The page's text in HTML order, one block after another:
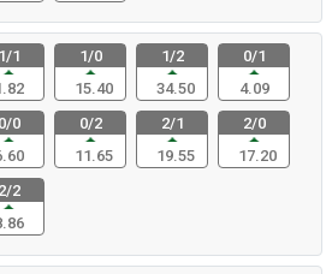
1/1
1/0
15.40
1/2
34.50
0/1
4.09
0/0
0/2
11.65
2/1
19.55
2/0
17.20
2/2